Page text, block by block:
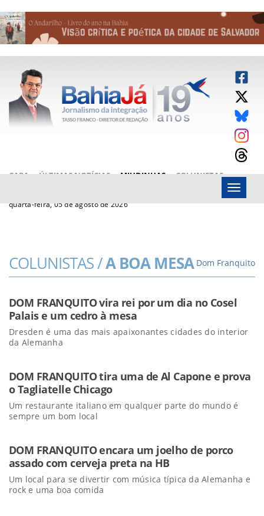
CAPA ÚLTIMAS NOTÍCIAS MIUDINHAS
COLUNISTAS
quarta-feira, 05 de agosto de 2026
Menu
COLUNISTAS /A BOA MESA Dom Franquito
DOM FRANQUITO vira rei por um dia no Cosel
Palais e um cedro à mesa
Dresden é uma das mais apaixonantes cidades do interior
da Alemanha
DOM FRANQUITO tira uma de Al Capone e prova
o Tagliatelle Chicago
Um restaurante italiano em qualquer parte do mundo é
sempre um bom local
DOM FRANQUITO encara um joelho de porco
assado com cerveja preta na HB
Um local para se divertir com música típica da Alemanha e
rock e uma boa comida